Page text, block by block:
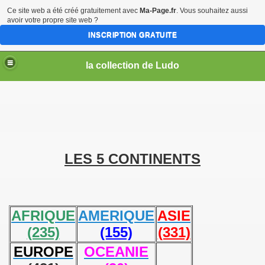
la collection de Ludo
LES 5 CONTINENTS
AFRIQUE
(235)
AMERIQUE
(155)
ASIE
(331)
EUROPE
OCEANIE
Ce site web a été créé gratuitement avec Ma-Page.fr. Vous souhaitez aussi
avoir votre propre site web ?
INSCRIPTION GRATUITE